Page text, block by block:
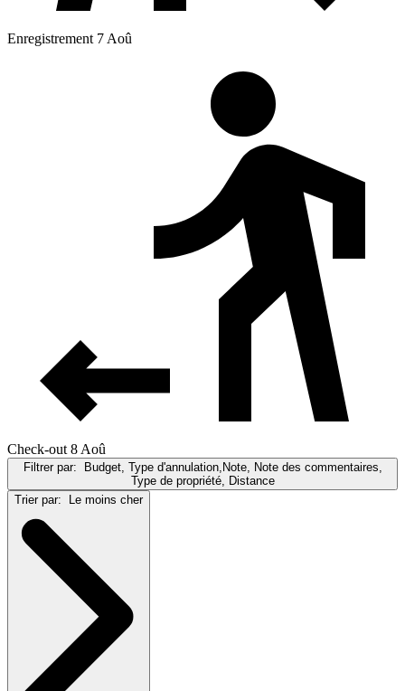
Enregistrement 7 Aoû
Check-out 8 Aoû
Filtrer par:
Budget, Type d'annulation,Note, Note des commentaires,
Type de propriété, Distance
Trier par:
Le moins cher